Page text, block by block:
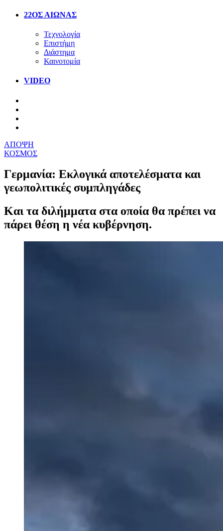
22ΟΣ ΑΙΩΝΑΣ
Τεχνολογία
Επιστήμη
Διάστημα
Καινοτομία
VIDEO
ΑΠΟΨΗ
ΚΟΣΜΟΣ
Γερμανία: Εκλογικά αποτελέσματα και
γεωπολιτικές συμπληγάδες
Και τα διλήμματα στα οποία θα πρέπει να
πάρει θέση η νέα κυβέρνηση.